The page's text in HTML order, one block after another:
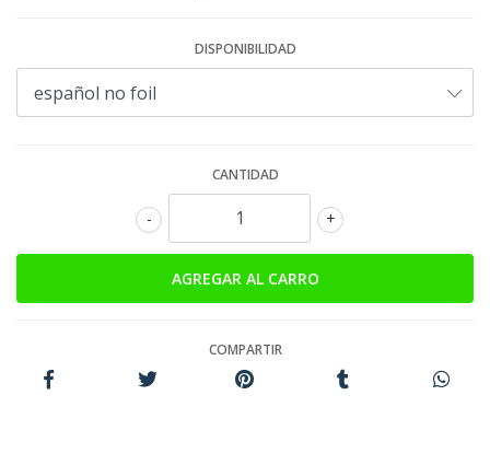
DISPONIBILIDAD
CANTIDAD
+
-
COMPARTIR